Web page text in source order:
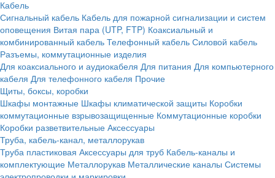
Кабель
Сигнальный кабель Кабель для пожарной сигнализации и систем
оповещения Витая пара (UTP, FTP) Коаксиальный и
комбинированный кабель Телефонный кабель Силовой кабель
Разъемы, коммутационные изделия
Для коаксиального и аудиокабеля Для питания Для компьютерного
кабеля Для телефонного кабеля Прочие
Щиты, боксы, коробки
Шкафы монтажные Шкафы климатической защиты Коробки
коммутационные взрывозащищенные Коммутационные коробки
Коробки разветвительные Аксессуары
Труба, кабель-канал, металлорукав
Труба пластиковая Аксессуары для труб Кабель-каналы и
комплектующие Металлорукав Металлические каналы Системы